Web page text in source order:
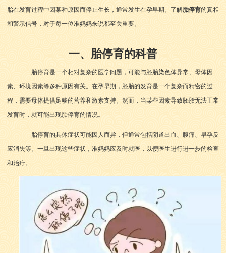
胎在发育过程中因某种原因而停止生长，通常发生在孕早期。了解胎停育的真相
和警示信号，对于每一位准妈妈来说都至关重要。
一、胎停育的科普
胎停育是一个相对复杂的医学问题，可能与胚胎染色体异常、母体因
素、环境因素等多种原因有关。在孕早期，胚胎的发育是一个复杂而精密的过
程，需要母体提供足够的营养和激素支持。然而，当某些因素导致胚胎无法正常
发育时，就可能出现胎停育的情况。
胎停育的具体症状可能因人而异，但通常包括阴道出血、腹痛、早孕反
应消失等。一旦出现这些症状，准妈妈应及时就医，以便医生进行进一步的检查
和治疗。